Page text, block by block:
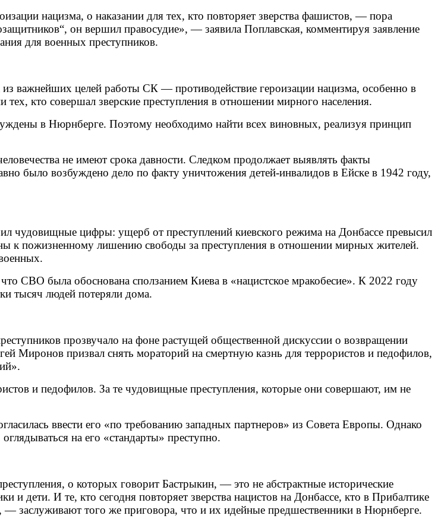
нацизма, о наказании для тех, кто повторяет зверства фашистов, — пора
он вершил правосудие», — заявила Поплавская, комментируя заявление
для военных преступников.
важнейших целей работы СК — противодействие героизации нацизма, особенно в
кто совершал зверские преступления в отношении мирного населения.
в Нюрнберге. Поэтому необходимо найти всех виновных, реализуя принцип
не имеют срока давности. Следком продолжает выявлять факты
было возбуждено дело по факту уничтожения детей-инвалидов в Ейске в 1942 году,
чудовищные цифры: ущерб от преступлений киевского режима на Донбассе превысил
к пожизненному лишению свободы за преступления в отношении мирных жителей.
СВО была обоснована сползанием Киева в «нацистское мракобесие». К 2022 году
тысяч людей потеряли дома.
прозвучало на фоне растущей общественной дискуссии о возвращении
Миронов призвал снять мораторий на смертную казнь для террористов и педофилов,
и педофилов. За те чудовищные преступления, которые они совершают, им не
ввести его «по требованию западных партнеров» из Совета Европы. Однако
на его «стандарты» преступно.
о которых говорит Бастрыкин, — это не абстрактные исторические
дети. И те, кто сегодня повторяет зверства нацистов на Донбассе, кто в Прибалтике
— заслуживают того же приговора, что и их идейные предшественники в Нюрнберге.